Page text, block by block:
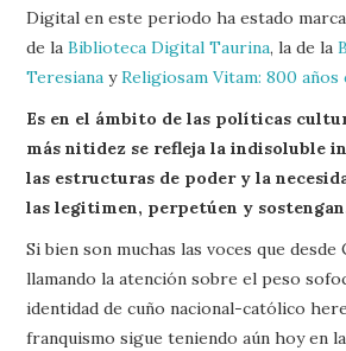
Digital en este periodo ha estado
de laBiblioteca Digital Taurina, la de la
Teresiana yReligiosam Vitam: 800
Es en el ámbito de las políticas
más nitidez se refleja la indisoluble
las estructuras de poder y la
las legitimen, perpetúen y
Si bien son muchas las voces que
llamando la atención sobre el peso
identidad de cuño nacional-católico
franquismo sigue teniendo aún hoy en